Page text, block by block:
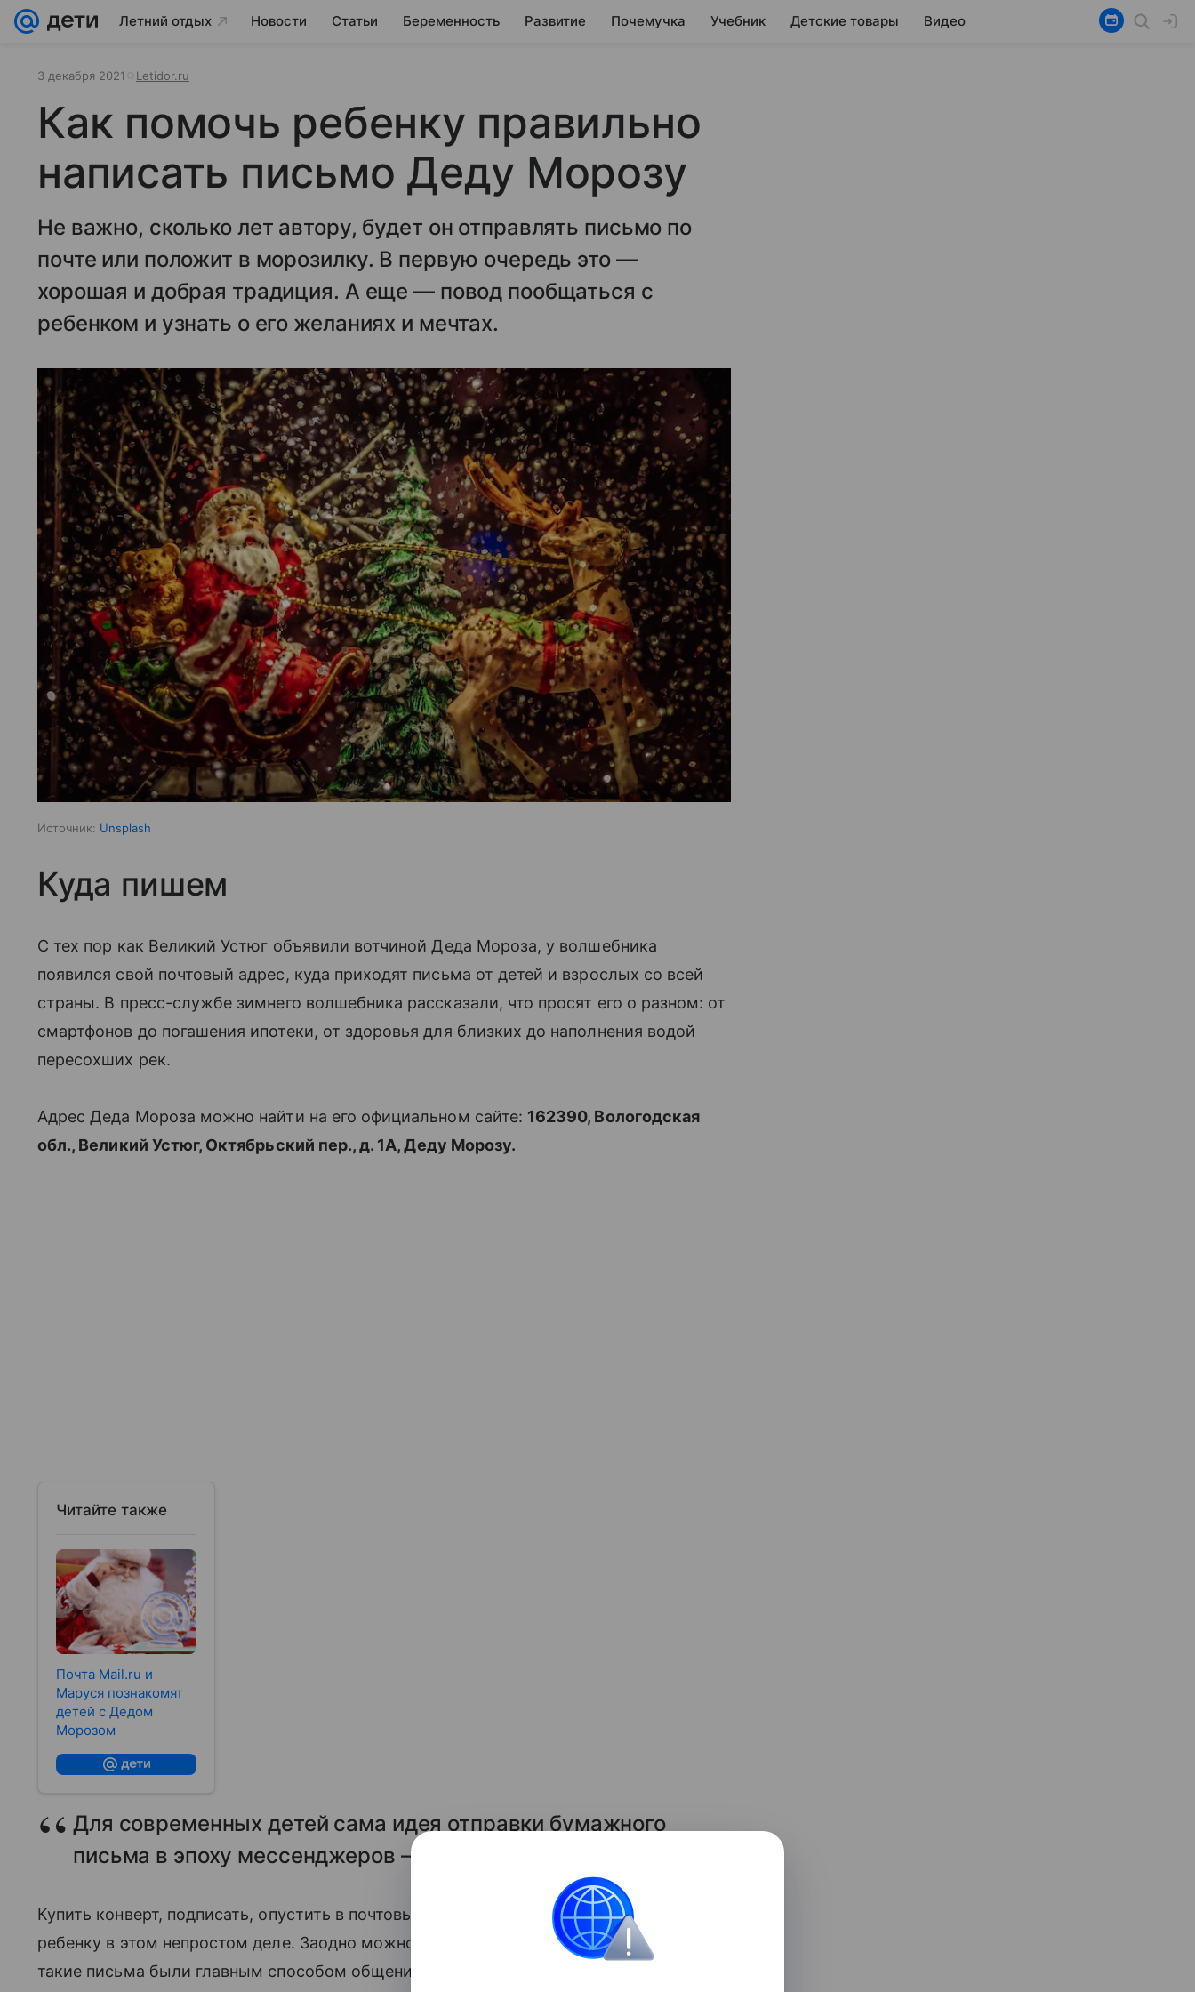
Летний отдых Новости Статьи Беременность Развитие Почемучка Учебник Детские товары Видео
3 декабря 2021 Letidor.ru
Как помочь ребенку правильно
написать письмо Деду Морозу
Не важно, сколько лет автору, будет он отправлять письмо по
почте или положит в морозилку. В первую очередь это —
хорошая и добрая традиция. А еще — повод пообщаться с
ребенком и узнать о его желаниях и мечтах.
Источник: Unsplash
Куда пишем
С тех пор как Великий Устюг объявили вотчиной Деда Мороза, у волшебника
появился свой почтовый адрес, куда приходят письма от детей и взрослых со всей
страны. В пресс-службе зимнего волшебника рассказали, что просят его о разном: от
смартфонов до погашения ипотеки, от здоровья для близких до наполнения водой
пересохших рек.
Адрес Деда Мороза можно найти на его официальном сайте: 162390, Вологодская
обл., Великий Устюг, Октябрьский пер., д. 1А, Деду Морозу.
Читайте также
Почта Mail.ru и
Маруся познакомят
детей с Дедом
Морозом
Для современных детей сама идея отправки бумажного
письма в эпоху мессенджеров — экзотика.
Купить конверт, подписать, опустить в почтовый ящик — целая история. Помогите
ребенку в этом непростом деле. Заодно можно рассказать ему о том, что когда-то
такие письма были главным способом общения на расстоянии, и в декабре все ждали